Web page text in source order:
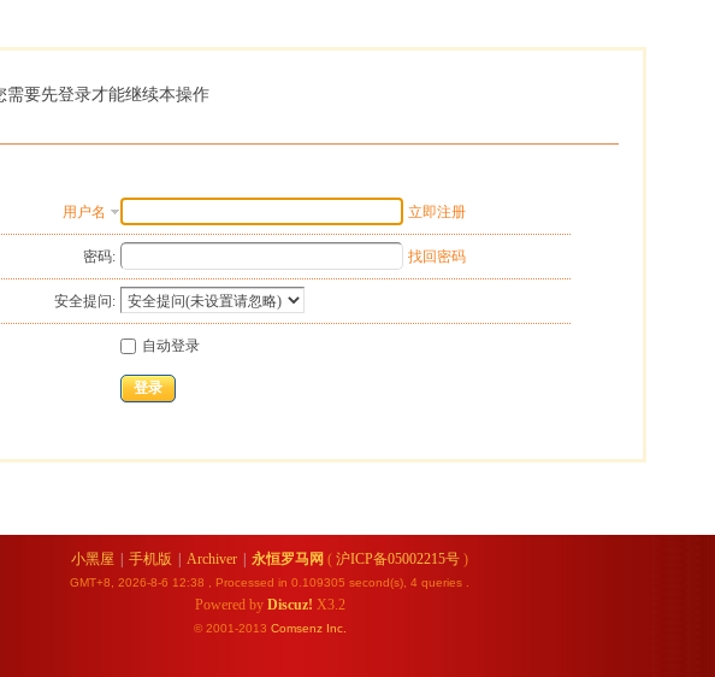
需要先登录才能继续本操作
用户名 立即注册
密码: 找回密码
安全提问:
自动登录
登录
小黑屋 手机版 Archiver 永恒罗马网 ( 沪ICP备05002215号 )
GMT+8, 2026-8-6 12:38 , Processed in 0.109305 second(s), 4 queries .
Powered by Discuz! X3.2
© 2001-2013 Comsenz Inc.